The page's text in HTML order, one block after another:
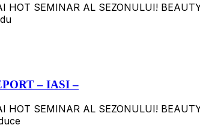
HOT SEMINAR AL SEZONULUI!
– IASI –
HOT SEMINAR AL SEZONULUI!